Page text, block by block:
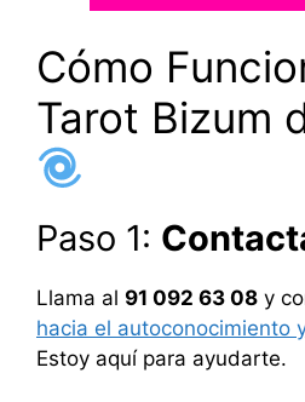
Cómo
Tarot Bizum
Paso 1:
Llama al 91 092 63 08 y
hacia el autoconocimiento
Estoy aquí para ayudarte.